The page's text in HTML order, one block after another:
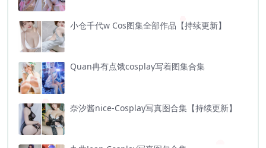
小仓千代w Cos图集全部作品【持续更新】
Quan冉有点饿cosplay写着图集合集
奈汐酱nice-Cosplay写真图合集【持续更新】